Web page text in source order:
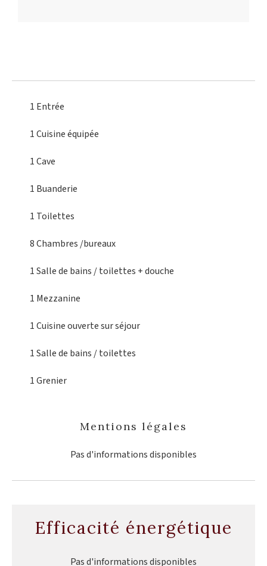
1 Entrée
1 Cuisine équipée
1 Cave
1 Buanderie
1 Toilettes
8 Chambres /bureaux
1 Salle de bains / toilettes + douche
1 Mezzanine
1 Cuisineouverte sur séjour
1 Salle de bains / toilettes
1 Grenier
Mentions légales
Pas d'informations disponibles
Efficacité énergétique
Pas d'informations disponibles